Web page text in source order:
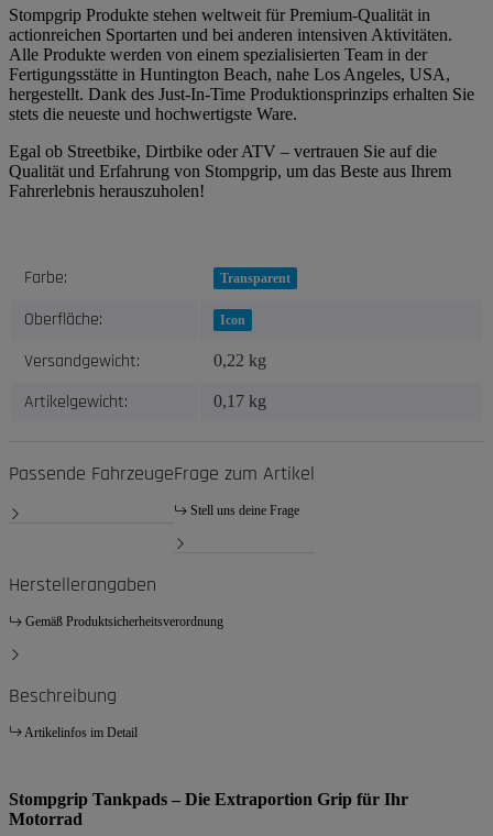
Stompgrip Produkte stehen weltweit für Premium-Qualität in
actionreichen Sportarten und bei anderen intensiven Aktivitäten.
Alle Produkte werden von einem spezialisierten Team in der
Fertigungsstätte in Huntington Beach, nahe Los Angeles, USA,
hergestellt. Dank des Just-In-Time Produktionsprinzips erhalten Sie
stets die neueste und hochwertigste Ware.
Egal ob Streetbike, Dirtbike oder ATV – vertrauen Sie auf die
Qualität und Erfahrung von Stompgrip, um das Beste aus Ihrem
Fahrerlebnis herauszuholen!
Produkteigenschaft
Wert
Farbe: Transparent
Oberfläche: Icon
Versandgewicht: 0,22 kg
Artikelgewicht: 0,17 kg
Passende FahrzeugeFrage zum Artikel
Stell uns deine Frage
Herstellerangaben
Gemäß Produktsicherheitsverordnung
Beschreibung
Artikelinfos im Detail
Stompgrip Tankpads – Die Extraportion Grip für Ihr
Motorrad